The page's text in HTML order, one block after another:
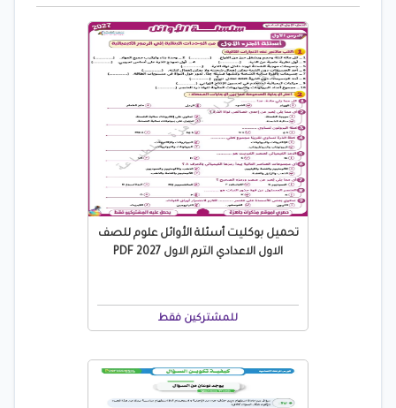
تحميل بوكليت أسئلة الأوائل علوم للصف
الاول الاعدادي الترم الاول 2027 PDF
للمشتركين فقط